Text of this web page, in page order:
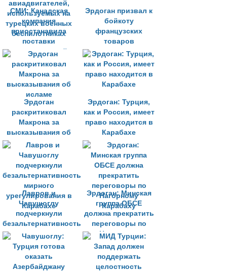
СМИ: Канадская
компания
приостанавила
поставки
авиадвигателей,
используемых на
турецких военных
беспилотниках
Эрдоган призвал к
бойкоту
французских
товаров
Эрдоган
раскритиковал
Макрона за
высказывания об
исламе
Эрдоган: Турция,
как и Россия, имеет
право находится в
Карабахе
Лавров и
Чавушоглу
подчеркнули
безальтернативность
мирного
урегулирования в
Карабахе
Эрдоган: Минская
группа ОБСЕ
должна прекратить
переговоры по
Нагорному
Карабаху